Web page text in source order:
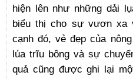
hiện lên như những dải
biểu thị cho sự vươn xa
cạnh đó, vẻ đẹp của
lúa trĩu bông và sự
quả cũng được ghi lại